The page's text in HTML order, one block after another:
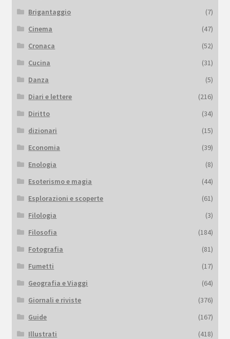
Brigantaggio
(7)
Cinema
(47)
Cronaca
(52)
Cucina
(31)
Danza
(5)
Diari e lettere
(216)
Diritto
(34)
dizionari
(15)
Economia
(39)
Enologia
(8)
Esoterismo e magia
(44)
Esplorazioni e scoperte
(61)
Filologia
(3)
Filosofia
(184)
Fotografia
(81)
Fumetti
(17)
Geografia e Viaggi
(64)
Giornali e riviste
(376)
Guide
(167)
Illustrati
(418)